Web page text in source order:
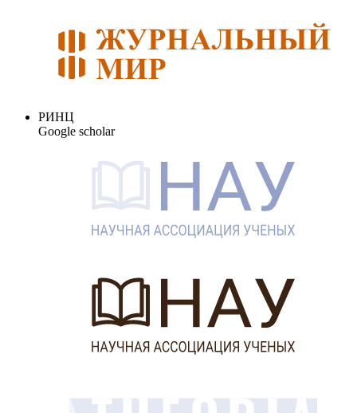
РИНЦ
Google scholar